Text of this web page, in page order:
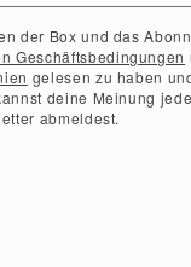
der Box und das
Geschäftsbedingungen
gelesen zu haben
deine Meinung
abmeldest.